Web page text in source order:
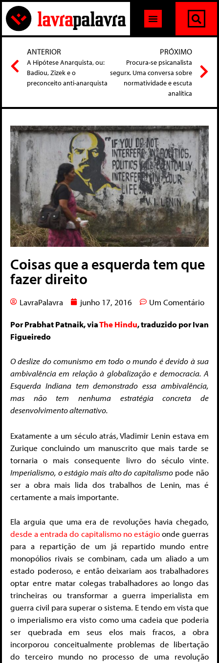
ANTERIOR
A Hipótese Anarquista, ou:
Badiou, Zizek e o
preconceito anti-anarquista
PRÓXIMO
Procura-se psicanalista
segurx. Uma conversa sobre
normatividade e escuta
analítica
Coisas que a esquerda tem que
fazer direito
LavraPalavra junho 17, 2016 Um Comentário
Por Prabhat Patnaik, viaThe Hindu, traduzido por Ivan
Figueiredo
O deslize do comunismo em todo o mundo é devido à sua
ambivalência em relação à globalização e democracia. A
Esquerda Indiana tem demonstrado essa ambivalência,
mas não tem nenhuma estratégia concreta de
desenvolvimento alternativo.
Exatamente a um século atrás, Vladimir Lenin estava em
Zurique concluindo um manuscrito que mais tarde se
tornaria o mais consequente livro do século vinte.
Imperialismo, o estágio mais alto do capitalismopode não
ser a obra mais lida dos trabalhos de Lenin, mas é
certamente a mais importante.
Ela arguia que uma era de revoluções havia chegado,
desde a entrada do capitalismo no estágioonde guerras
para a repartição de um já repartido mundo entre
monopólios rivais se combinam, cada um aliado a um
estado poderoso, e então deixariam aos trabalhadores
optar entre matar colegas trabalhadores ao longo das
trincheiras ou transformar a guerra imperialista em
guerra civil para superar o sistema. E tendo em vista que
o imperialismo era visto como uma cadeia que poderia
ser quebrada em seus elos mais fracos, a obra
incorporou conceitualmente problemas de libertação
do terceiro mundo no processo de uma revolução